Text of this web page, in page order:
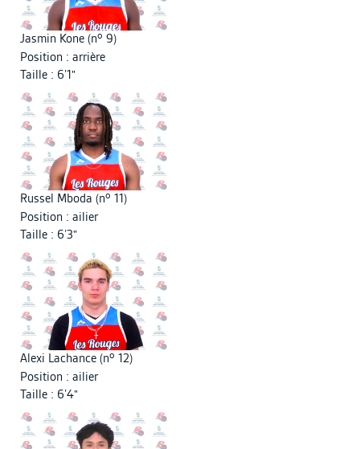
Jasmin Kone (no 9)
Position : arrière
Taille : 6’1"
Russel Mboda (no 11)
Position : ailier
Taille : 6’3"
Alexi Lachance (no 12)
Position : ailier
Taille : 6’4"